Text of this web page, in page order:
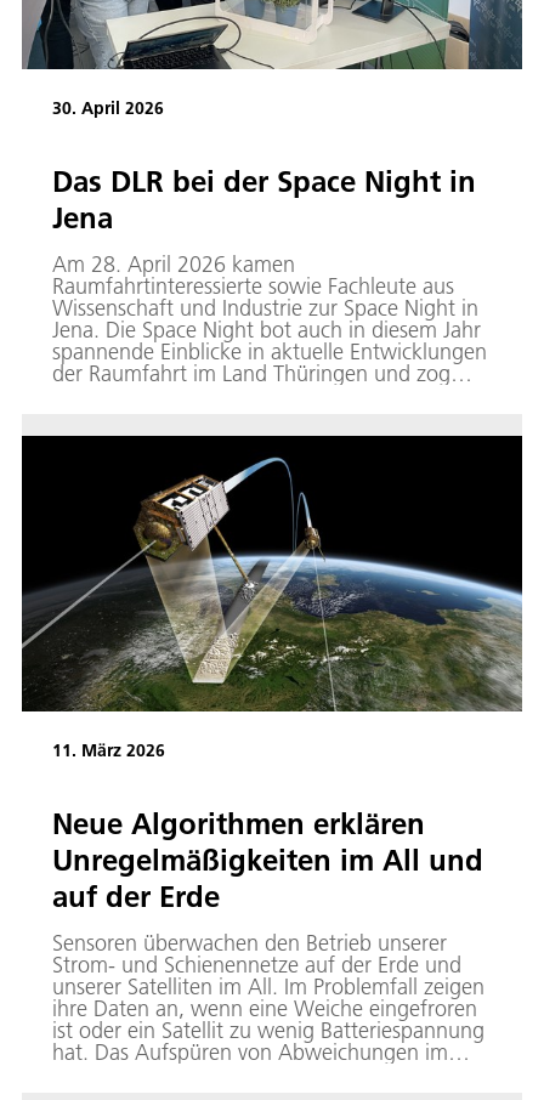
30. April 2026
Das DLR bei der Space Night in
Jena
Am 28. April 2026 kamen
Raumfahrtinteressierte sowie Fachleute aus
Wissenschaft und Industrie zur Space Night in
Jena. Die Space Night bot auch in diesem Jahr
spannende Einblicke in aktuelle Entwicklungen
der Raumfahrt im Land Thüringen und zog
11. März 2026
Neue Algorithmen erklären
Unregelmäßigkeiten im All und
auf der Erde
Sensoren überwachen den Betrieb unserer
Strom- und Schienennetze auf der Erde und
unserer Satelliten im All. Im Problemfall zeigen
ihre Daten an, wenn eine Weiche eingefroren
ist oder ein Satellit zu wenig Batteriespannung
hat. Das Aufspüren von Abweichungen im